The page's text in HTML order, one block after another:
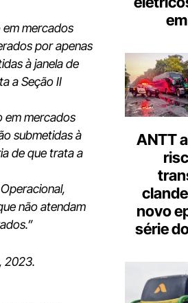
em mercados
por apenas
à janela de
a Seção II
em mercados
submetidas à
de que trata a
não atendam
2023.
ANTT
novo
série